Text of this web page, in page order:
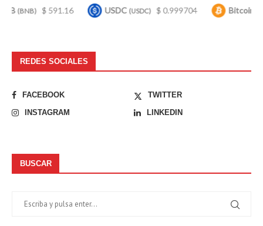
591.16 USDC (USDC) $ 0.999704 Bitcoin(BTC) $
REDES SOCIALES
FACEBOOK
TWITTER
INSTAGRAM
LINKEDIN
BUSCAR